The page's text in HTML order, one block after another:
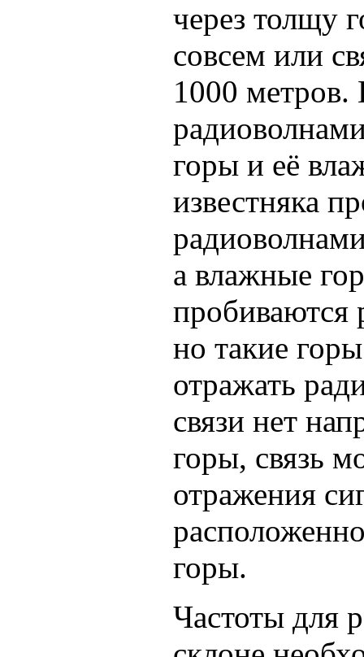
через толщу
совсем или
1000
горы и её
известняка
а влажные
пробиваются
но такие
отражать
связи нет
горы, связь
отражения
горы.
Частоты для